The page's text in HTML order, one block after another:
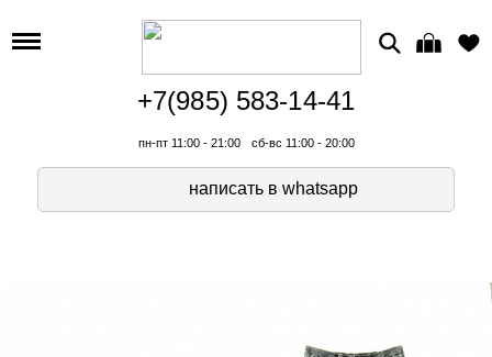
+7(985) 583-14-41
пн-пт 11:00 - 21:00 сб-вс 11:00 - 20:00
написать в whatsapp